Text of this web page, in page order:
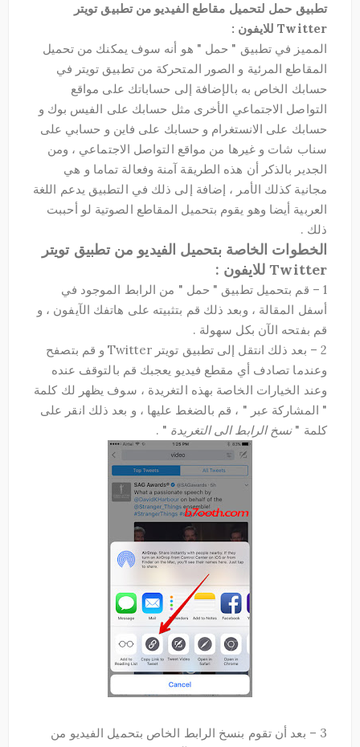
تطبيق حمل لتحميل مقاطع الفيديو من تطبيق تويتر
Twitter للايفون :
المميز في تطبيق " حمل " هو أنه سوف يمكنك من تحميل
المقاطع المرئية و الصور المتحركة من تطبيق تويتر في
حسابك الخاص به بالإضافة إلى حساباتك على مواقع
التواصل الاجتماعي الأخرى مثل حسابك على الفيس بوك و
حسابك على الانستغرام و حسابك على فاين و حسابي على
سناب شات و غيرها من مواقع التواصل الاجتماعي ، ومن
الجدير بالذكر أن هذه الطريقة آمنة وفعالة تماما و هي
مجانية كذلك الأمر ، إضافة إلى ذلك في التطبيق يدعم اللغة
العربية أيضا وهو يقوم بتحميل المقاطع الصوتية لو أحببت
ذلك .
الخطوات الخاصة بتحميل الفيديو من تطبيق تويتر
Twitter للايفون :
1 – قم بتحميل تطبيق " حمل " من الرابط الموجود في
أسفل المقالة ، وبعد ذلك قم بتثبيته على هاتفك الآيفون ، و
قم بفتحه الآن بكل سهولة .
2 – بعد ذلك انتقل إلى تطبيق تويتر Twitter و قم بتصفح
وعندما تصادف أي مقطع فيديو يعجبك قم بالتوقف عنده
وعند الخيارات الخاصة بهذه التغريدة ، سوف يظهر لك كلمة
" المشاركة عبر " ، قم بالضغط عليها ، و بعد ذلك انقر على
كلمة "نسخ الرابط الى التغريدة " .
3 – بعد أن تقوم بنسخ الرابط الخاص بتحميل الفيديو من